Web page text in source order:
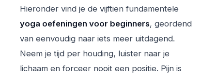
Hieronder vind je de vijftien fundamentele
yoga oefeningen voor beginners, geordend
van eenvoudig naar iets meer uitdagend.
Neem je tijd per houding, luister naar je
lichaam en forceer nooit een positie. Pijn is